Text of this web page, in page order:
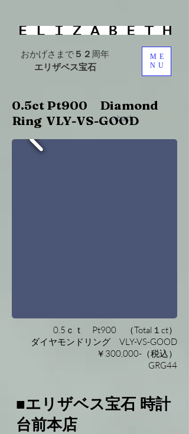
おかげさまで５２周年
エリザベス宝石
ME
NU
< back
0.5ct Pt900 Diamond
Ring VLY-VS-GOOD
0.5ｃｔ Pt900 （Total１ct）
ダイヤモンドリング VLY-VS-GOOD
￥300,000-（税込）
GRG44
■エリザベス宝石 時計
台前本店